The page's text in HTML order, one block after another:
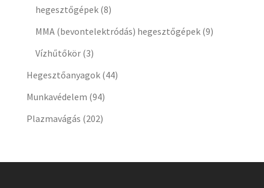
hegesztőgépek (8)
MMA (bevontelektródás) hegesztőgépek (9)
Vízhűtőkör (3)
Hegesztőanyagok (44)
Munkavédelem (94)
Plazmavágás (202)